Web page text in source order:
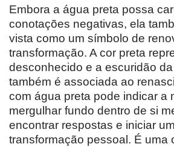
Embora a água preta possa
conotações negativas, ela
vista como um símbolo de
transformação. A cor preta
desconhecido e a escuridão
também é associada ao
com água preta pode indicar a
mergulhar fundo dentro de si
encontrar respostas e iniciar
transformação pessoal. É uma